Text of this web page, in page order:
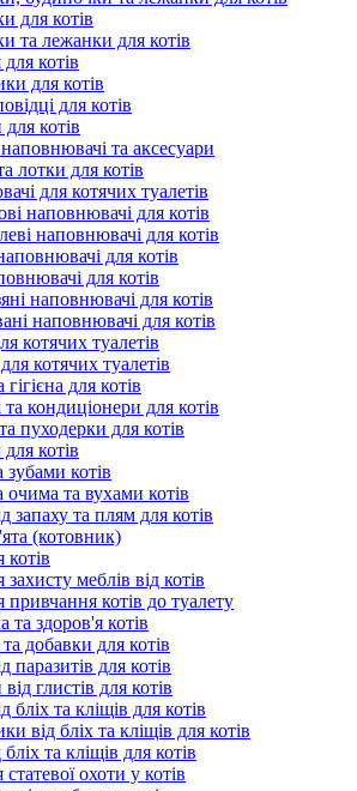
для котів
та лежанки для котів
котів
для котів
для котів
котів
та аксесуари
лотки для котів
для котячих туалетів
наповнювачі для котів
наповнювачі для котів
для котів
для котів
наповнювачі для котів
наповнювачі для котів
котячих туалетів
котячих туалетів
для котів
кондиціонери для котів
пуходерки для котів
для котів
зубами котів
очима та вухами котів
запаху та плям для котів
(котовник)
котів
захисту меблів від котів
привчання котів до туалету
та здоров'я котів
добавки для котів
паразитів для котів
глистів для котів
бліх та кліщів для котів
від бліх та кліщів для котів
та кліщів для котів
статевої охоти у котів